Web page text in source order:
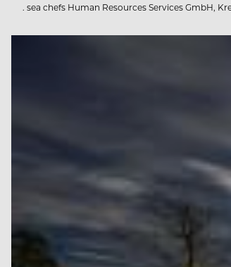
. sea chefs Human Resources Services GmbH,